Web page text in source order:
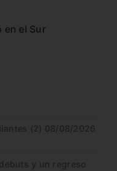
en el Sur
(2) 08/08/2026
y un regreso